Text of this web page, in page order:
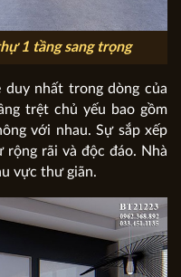
1 tầng sang trọng
duy nhất trong dòng của
trệt chủ yếu bao gồm
với nhau. Sự sắp xếp
rãi và độc đáo. Nhà
vực thư giãn.